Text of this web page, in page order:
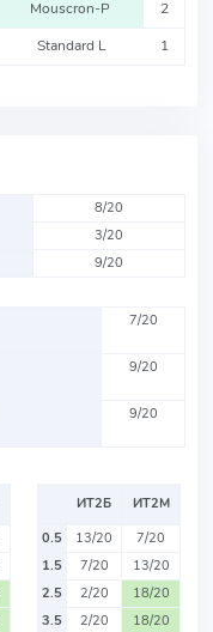
Mouscron-P 2
Standard L 1
8/20
3/20
9/20
7/20
9/20
9/20
ИТ2Б
ИТ2М
0.5
13/20
7/20
1.5
7/20
13/20
2.5
2/20
18/20
3.5
2/20
18/20